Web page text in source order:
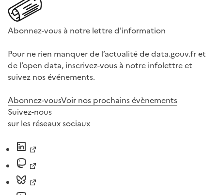
Abonnez-vous à notre lettre d'information
Pour ne rien manquer de l’actualité de data.gouv.fr et
de l’open data, inscrivez-vous à notre infolettre et
suivez nos événements.
Abonnez-vousVoir nos prochains évènements
Suivez-nous
sur les réseaux sociaux